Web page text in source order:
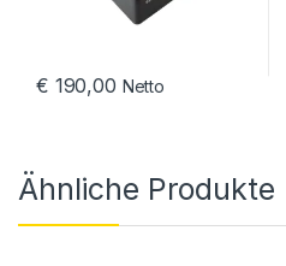
€ 190,00 Netto
Ähnliche Produkte